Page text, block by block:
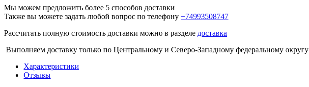
Мы можем предложить более 5 способов доставки
Также вы можете задать любой вопрос по телефону +74993508747
Рассчитать полную стоимость доставки можно в разделе доставка
Выполняем доставку только по Центральному и Северо-Западному федеральному округу
Характеристики
Отзывы